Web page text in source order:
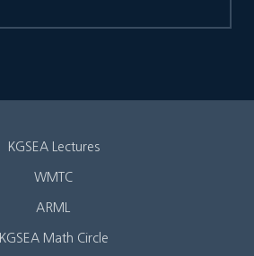
KGSEA Lectures
WMTC
ARML
KGSEA Math Circle